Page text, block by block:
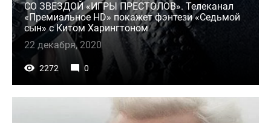
СО ЗВЕЗДОЙ «ИГРЫ ПРЕСТОЛОВ». Телеканал
«Премиальное HD» покажет фэнтези «Седьмой
сын» с Китом Харингтоном
22 декабря, 2020
2272 0